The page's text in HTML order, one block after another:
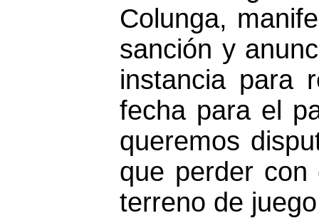
Colunga,
sanción y
instancia para
fecha para el
queremos
que perder
terreno de